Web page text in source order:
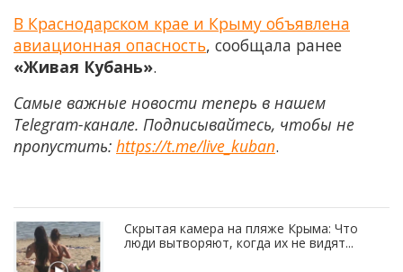
В Краснодарском крае и Крыму объявлена
авиационная опасность, сообщала ранее
«Живая Кубань».
Самые важные новости теперь в нашем
Telegram-канале. Подписывайтесь, чтобы не
пропустить: https://t.me/live_kuban.
Скрытая камера на пляже Крыма: Что
люди вытворяют, когда их не видят...